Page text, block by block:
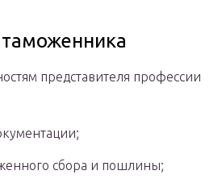
представителя профессии
сбора и пошлины;